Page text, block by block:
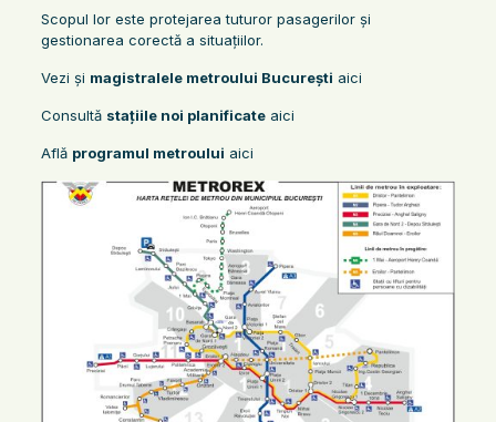
Scopul lor este protejarea tuturor pasagerilor și
gestionarea corectă a situațiilor.
Vezi și magistralele metroului București aici
Consultă stațiile noi planificateaici
Află programul metroului aici